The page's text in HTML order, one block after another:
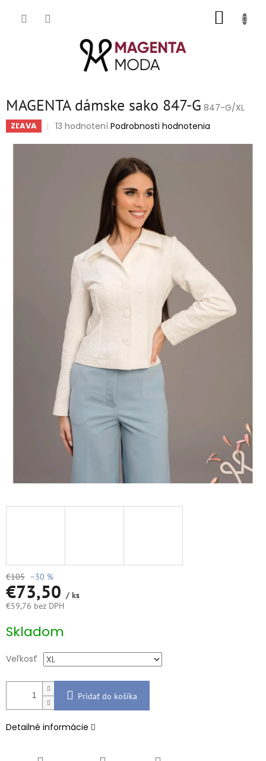
MAGENTA dámske sako 847-G 847-G/XL
ZĽAVA
Priemerné
produktu
hviezdičiek.
13 hodnotení Podrobnosti hodnotenia
€105 –30 %
€73,50 / ks
€59,76 bez DPH
cena:
Skladom
Veľkosť
Pridať do košíka
Detailné informácie